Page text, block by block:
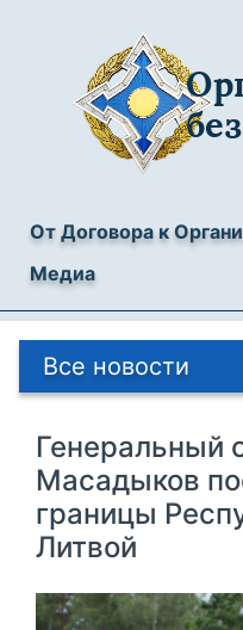
От Договора к
Медиа
Все новости
Генеральный
Масадыков
границы
Литвой